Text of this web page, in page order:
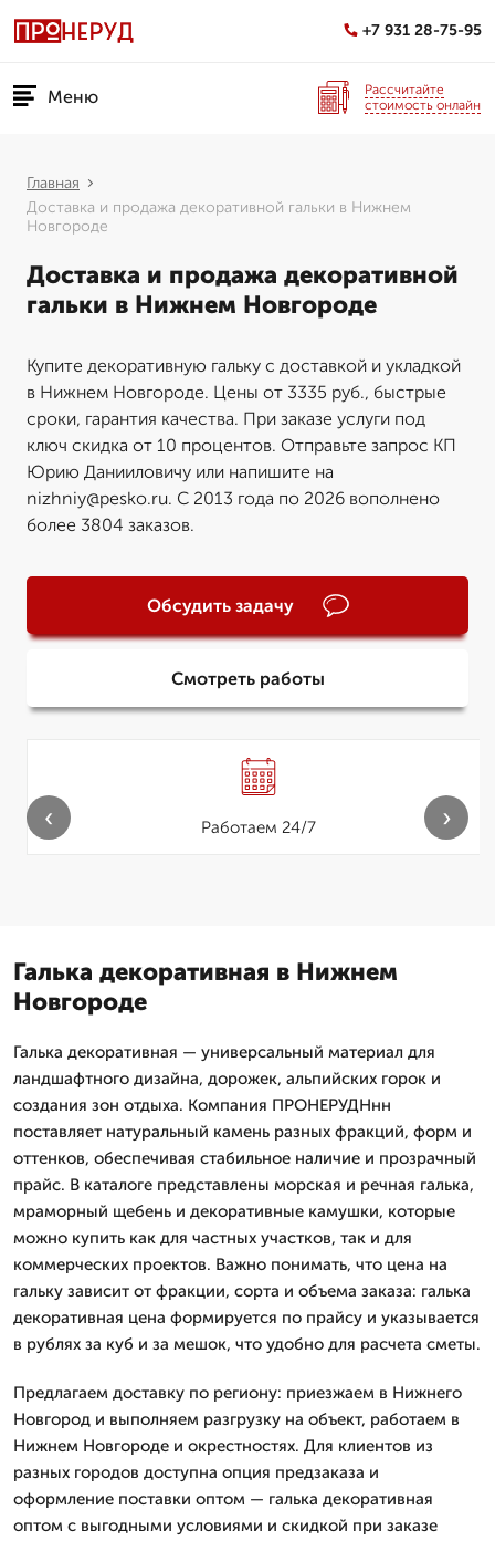
+7 931 28-75-95
Меню
Рассчитайте
стоимость онлайн
Главная
Доставка и продажа декоративной гальки в Нижнем
Новгороде
Доставка и продажа декоративной
гальки в Нижнем Новгороде
Купите декоративную гальку с доставкой и укладкой
в Нижнем Новгороде. Цены от 3335 руб., быстрые
сроки, гарантия качества. При заказе услуги под
ключ скидка от 10 процентов. Отправьте запрос КП
Юрию Данииловичу или напишите на
nizhniy@pesko.ru. С 2013 года по 2026 вополнено
более 3804 заказов.
Обсудить задачу
Смотреть работы
Работаем 24/7
‹ ›
Галька декоративная в Нижнем
Новгороде
Галька декоративная — универсальный материал для
ландшафтного дизайна, дорожек, альпийских горок и
создания зон отдыха. Компания ПРОНЕРУДНнн
поставляет натуральный камень разных фракций, форм и
оттенков, обеспечивая стабильное наличие и прозрачный
прайс. В каталоге представлены морская и речная галька,
мраморный щебень и декоративные камушки, которые
можно купить как для частных участков, так и для
коммерческих проектов. Важно понимать, что цена на
гальку зависит от фракции, сорта и объема заказа: галька
декоративная цена формируется по прайсу и указывается
в рублях за куб и за мешок, что удобно для расчета сметы.
Предлагаем доставку по региону: приезжаем в Нижнего
Новгород и выполняем разгрузку на объект, работаем в
Нижнем Новгороде и окрестностях. Для клиентов из
разных городов доступна опция предзаказа и
оформление поставки оптом — галька декоративная
оптом с выгодными условиями и скидкой при заказе